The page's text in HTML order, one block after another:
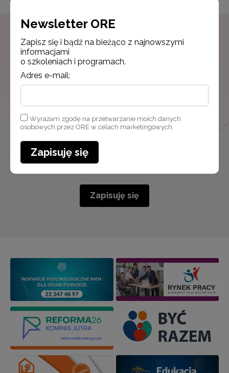
Newsletter ORE
Zapisz się i bądź na bieżąco z najnowszymi
o szkoleniach i programach.
Wyrażam zgodę na przetwarzanie moich danych osobowych
przez ORE w celach marketingowych.
Zapisuję się
Newsletter ORE
Zapisz się i bądź na bieżąco z najnowszymi
informacjami
o szkoleniach i programach.
Adres e-mail:
Wyrażam zgodę na przetwarzanie moich danych
osobowych przez ORE w celach marketingowych.
Zapisuję się